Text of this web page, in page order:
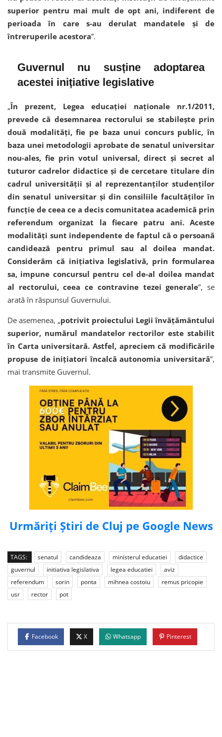
superior pentru mai mult de opt ani, indiferent de
perioada în care s-au derulat mandatele și de
întreruperile acestora”.
Guvernul nu susține adoptarea
acestei inițiative legislative
„În prezent, Legea educației naționale nr.1/2011,
prevede că desemnarea rectorului se stabilește prin
două modalități, fie pe baza unui concurs public, în
baza unei metodologii aprobate de senatul universitar
nou-ales, fie prin votul universal, direct și secret al
tuturor cadrelor didactice și de cercetare titulare din
cadrul universității și al reprezentanților studenților
din senatul universitar și din consiliile facultăților în
funcție de ceea ce a decis comunitatea academică prin
referendum organizat la fiecare patru ani. Aceste
modalități sunt independente de faptul că o persoană
candidează pentru primul sau al doilea mandat.
Considerăm că inițiativa legislativă, prin formularea
sa, impune concursul pentru cel de-al doilea mandat
al rectorului, ceea ce contravine tezei generale”, se
arată în răspunsul Guvernului.
De asemenea, „potrivit proiectului Legii învățământului
superior, numărul mandatelor rectorilor este stabilit
în Carta universitară. Astfel, apreciem că modificările
propuse de inițiatori încalcă autonomia universitară”,
mai transmite Guvernul.
Urmăriți Știri de Cluj pe Google News
TAGS: senatul candideaza ministerul educatiei
didactice
guvernul
initiativa legislativa legea educatiei
aviz
referendum
sorin ponta mihnea costoiu
remus pricopie
usr
rector pot
Facebook X Whatsapp Pinterest